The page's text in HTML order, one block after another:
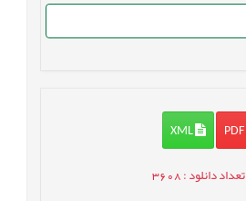
XML
تعداد دانلود: 3608